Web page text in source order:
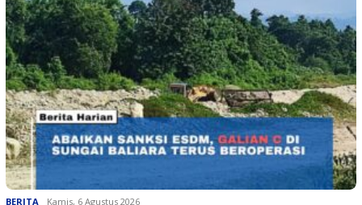
BERITA Kamis, 6 Agustus 2026